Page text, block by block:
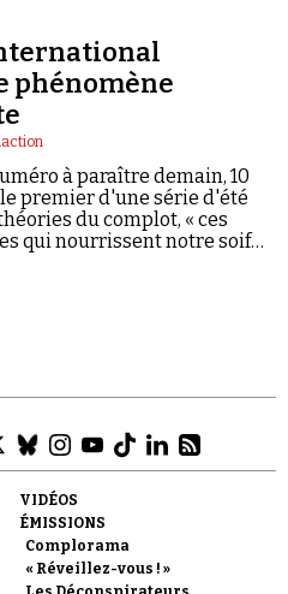
don
phénomène
à paraître demain, 10
premier d'une série d'été
du complot, « ces
qui nourrissent notre soif
VIDÉOS
ÉMISSIONS
Complorama
« Réveillez-vous ! »